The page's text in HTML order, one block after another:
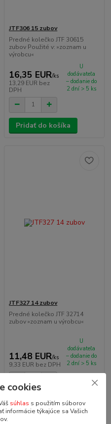
JTF306 15 zubov
Predné kolečko JTF 30615
zubov Použité v: »zoznam u
výrobcu«
16,35 EUR/ks
13,29 EUR bez
DPH
U
dodávateľa
– dodanie do
2 dní > 5 ks
Pridať do košíka
JTF327 14 zubov
Predné kolečko JTF 32714
zubov »zoznam u výrobcu«
11,48 EUR/ks
9,33 EUR bez DPH
U
dodávateľa
– dodanie do
2 dní > 5 ks
Pridať do košíka
cookies
súhlas s použitím súborov
informácie týkajúce sa Vašich